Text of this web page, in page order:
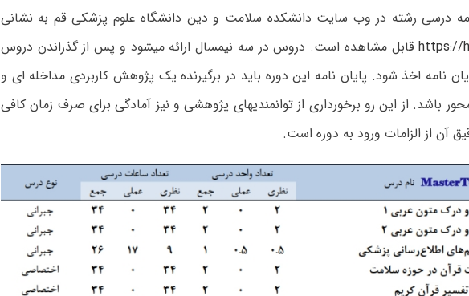
درسی رشته در وب سایت دانشکده سلامت و دین دانشگاه علوم پزشکی قم به نشانی
https://قابل مشاهده است. دروس در سه نیمسال ارائه میشود و پس از گذراندن دروس
نامه اخذ شود. پایان نامه این دوره باید در برگیرنده یک پژوهش کاربردی مداخله ای و
باشد. از این رو برخورداری از توانمندیهای پژوهشی و نیز آمادگی برای صرف زمان کافی
آن از الزامات ورود به دوره است.